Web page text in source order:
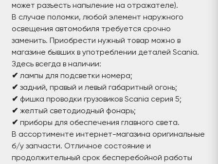
может разъесть напыление на отражателе).
В случае поломки, любой элемент наружного
освещения автомобиля требуется срочно
заменить. Приобрести нужный товар можно в
магазине бывших в употреблении деталей Scania.
Здесь всегда в наличии:
✔ лампы для подсветки номера;
✔ задний, правый и левый габаритный огонь;
✔ фишка проводки грузовиков Scania серия 5;
✔ желтый светодиодный фонарь;
✔ приборы для обеспечения главного света.
В ассортименте интернет-магазина оригинальные
б/у запчасти. Отличное состояние и
продолжительный срок бесперебойной работы